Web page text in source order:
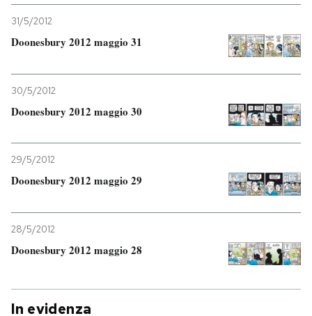
31/5/2012
Doonesbury 2012 maggio 31
30/5/2012
Doonesbury 2012 maggio 30
29/5/2012
Doonesbury 2012 maggio 29
28/5/2012
Doonesbury 2012 maggio 28
In evidenza